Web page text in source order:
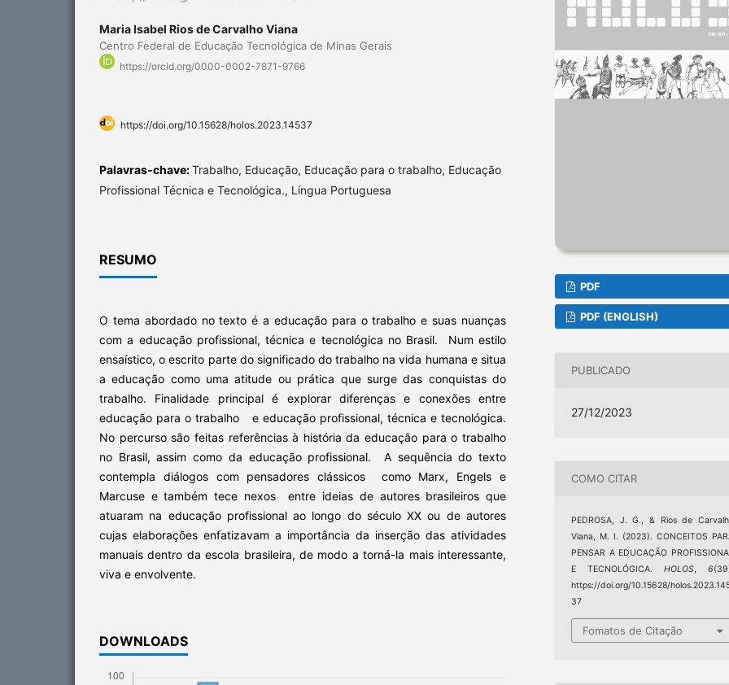
Maria Isabel Rios de Carvalho Viana
Centro Federal de Educação Tecnológica de Minas Gerais
https://orcid.org/0000-0002-7871-9766
https://doi.org/10.15628/holos.2023.14537
Palavras-chave:Trabalho, Educação, Educação para o trabalho, Educação
Profissional Técnica e Tecnológica., Língua Portuguesa
RESUMO
O tema abordado no texto é a educação para o trabalho e suas nuanças
com a educação profissional, técnica e tecnológica no Brasil. Num estilo
ensaístico, o escrito parte do significado do trabalho na vida humana e situa
a educação como uma atitude ou prática que surge das conquistas do
trabalho. Finalidade principal é explorar diferenças e conexões entre
educação para o trabalho e educação profissional, técnica e tecnológica.
No percurso são feitas referências à história da educação para o trabalho
no Brasil, assim como da educação profissional. A sequência do texto
contempla diálogos com pensadores clássicos como Marx, Engels e
Marcuse e também tece nexos entre ideias de autores brasileiros que
atuaram na educação profissional ao longo do século XX ou de autores
cujas elaborações enfatizavam a importância da inserção das atividades
manuais dentro da escola brasileira, de modo a torná-la mais interessante,
viva e envolvente.
DOWNLOADS
PDF
PDF (ENGLISH)
PUBLICADO
27/12/2023
COMO CITAR
PEDROSA, J. G., & Rios de
Viana, M. I. (2023). CONCEITOS
PENSAR A EDUCAÇÃO
E TECNOLÓGICA. HOLOS 6
https://doi.org/10.15628/
37
Fomatos de Citação